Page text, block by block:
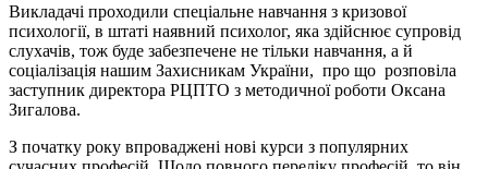
Викладачі проходили спеціальне навчання з кризової
психології, в штаті наявний психолог, яка здійснює супровід
слухачів, тож буде забезпечене не тільки навчання, а й
соціалізація нашим Захисникам України, про що розповіла
заступник директора РЦПТО з методичної роботи Оксана
Зигалова.
З початку року впроваджені нові курси з популярних